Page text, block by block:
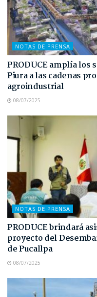
NOTAS DE PRENSA
PRODUCE amplía los
Piura a las cadenas
agroindustrial
08/07/2025
NOTAS DE PRENSA
PRODUCE brindará
proyecto del
de Pucallpa
08/07/2025